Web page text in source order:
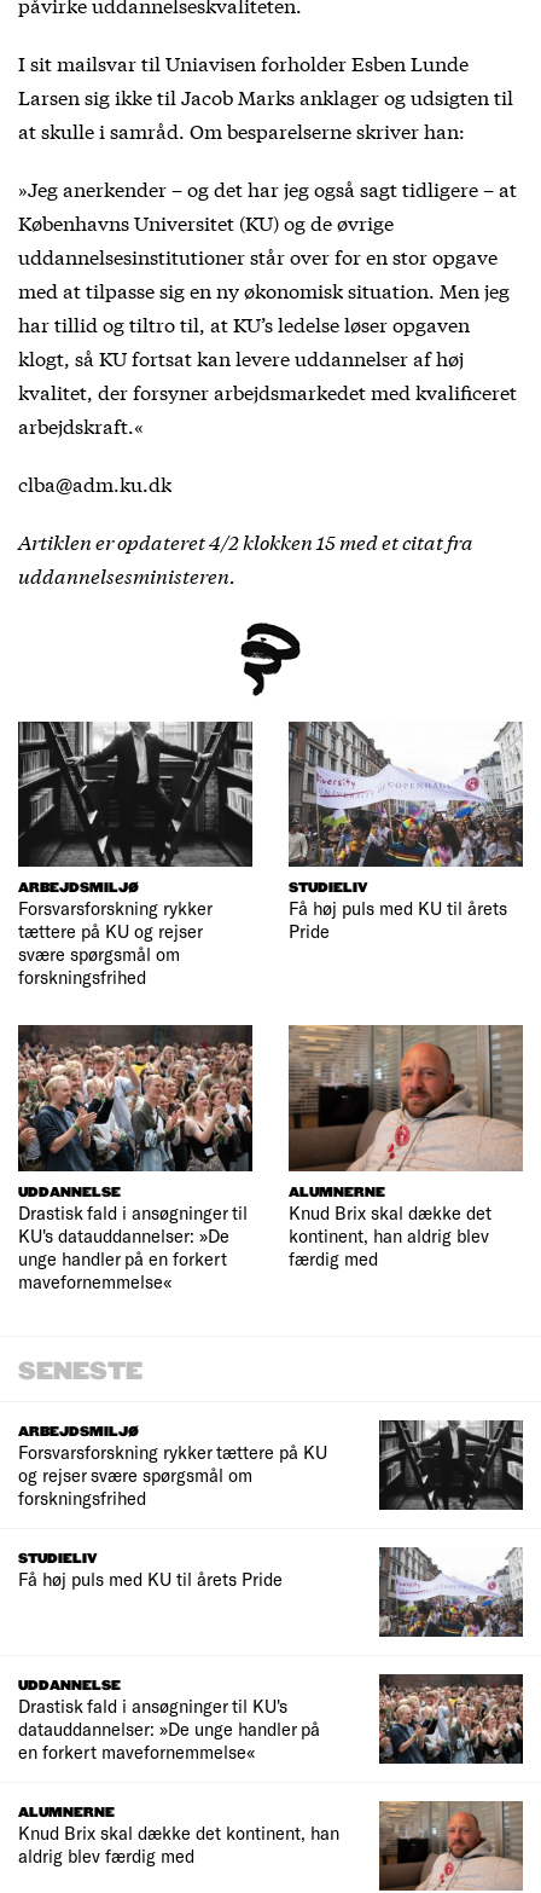
I sit mailsvar til Uniavisen forholder Esben Lunde
Larsen sig ikke til Jacob Marks anklager og udsigten til
at skulle i samråd. Om besparelserne skriver han:
»Jeg anerkender – og det har jeg også sagt tidligere – at
Københavns Universitet (KU) og de øvrige
uddannelsesinstitutioner står over for en stor opgave
med at tilpasse sig en ny økonomisk situation. Men jeg
har tillid og tiltro til, at KU’s ledelse løser opgaven
klogt, så KU fortsat kan levere uddannelser af høj
kvalitet, der forsyner arbejdsmarkedet med kvalificeret
arbejdskraft.«
clba@adm.ku.dk
Artiklen er opdateret 4/2 klokken 15 med et citat fra
uddannelsesministeren.
ARBEJDSMILJØ
Forsvarsforskning rykker
tættere på KU og rejser
svære spørgsmål om
forskningsfrihed
STUDIELIV
Få høj puls med KU til årets
Pride
UDDANNELSE
Drastisk fald i ansøgninger til
KU's datauddannelser: »De
unge handler på en forkert
mavefornemmelse«
ALUMNERNE
Knud Brix skal dække det
kontinent, han aldrig blev
færdig med
SENESTE
ARBEJDSMILJØ
Forsvarsforskning rykker tættere på KU
og rejser svære spørgsmål om
forskningsfrihed
STUDIELIV
Få høj puls med KU til årets Pride
UDDANNELSE
Drastisk fald i ansøgninger til KU's
datauddannelser: »De unge handler på
en forkert mavefornemmelse«
ALUMNERNE
Knud Brix skal dække det kontinent, han
aldrig blev færdig med